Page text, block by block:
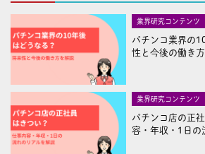
業界研究コンテンツ
パチンコ業界の
性と今後の働き
業界研究コンテンツ
パチンコ店の正
容・年収・1日の